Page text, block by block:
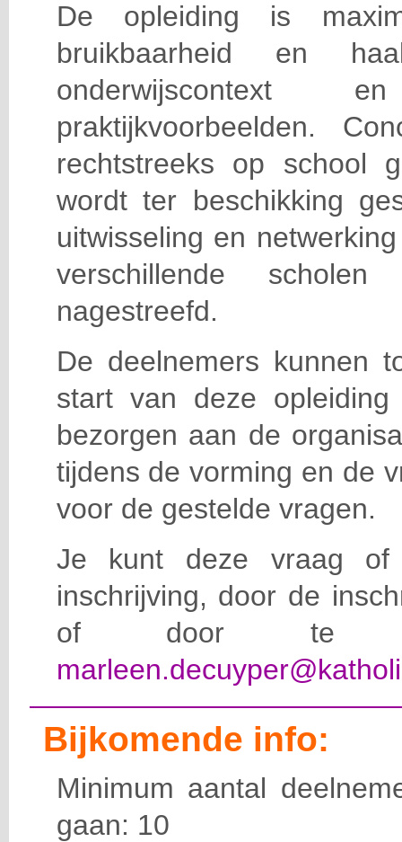
De opleiding is
bruikbaarheid en
praktijkvoorbeelden.
rechtstreeks op school
wordt ter beschikking
uitwisseling en
verschillende scholen
nagestreefd.
De deelnemers kunnen
start van deze
bezorgen aan de
tijdens de vorming en de
voor de gestelde vragen.
Je kunt deze vraag of
inschrijving, door de
of door te e-
Bijkomende info:
Minimum aantal
gaan: 10